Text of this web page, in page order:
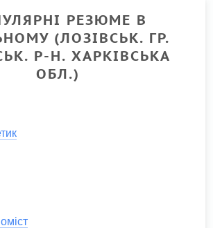
РЕЗЮМЕ В
(ЛОЗІВСЬК. ГР.
Р-Н. ХАРКІВСЬКА
ОБЛ.)